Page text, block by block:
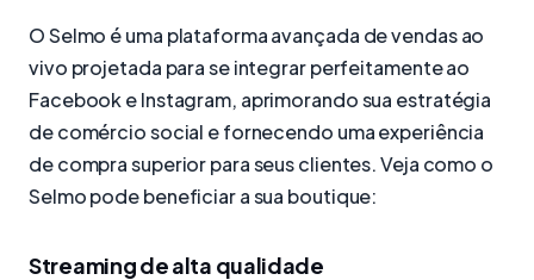
O Selmo é uma plataforma avançada de vendas ao
vivo projetada para se integrar perfeitamente ao
Facebook e Instagram, aprimorando sua estratégia
de comércio social e fornecendo uma experiência
de compra superior para seus clientes. Veja como o
Selmo pode beneficiar a sua boutique:
Streaming de alta qualidade